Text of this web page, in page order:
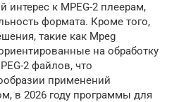
интерес к MPEG-2 плеерам,
формата. Кроме того,
такие как Mpeg
на обработку
2 файлов, что
применений
в 2026 году программы для